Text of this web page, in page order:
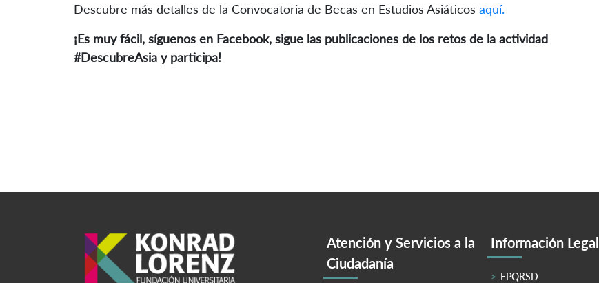
Descubre más detalles de la Convocatoria de Becas en Estudios Asiáticos aquí.
¡Es muy fácil, síguenos en Facebook, sigue las publicaciones de los retos de la actividad
#DescubreAsia y participa!
Atención y Servicios a la
Ciudadanía
Información Legal
FPQRSD